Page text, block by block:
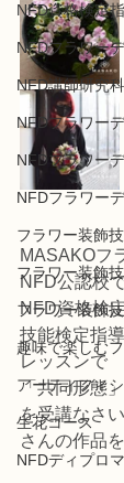
NFD資格検定
NFDフラワー
NFD講師研究
NFDフラワー
NFDフラワー
NFDフラワー
フラワー装飾
フラワー装飾
フラワー装飾
趣味で楽しむ
アーティフィ
生花コース
NFDディプロ
MASAKOフ
NFD公認校
NFD資格検
技能検定指
レッスンで
「共同形態
を受講なさ
さんの作品